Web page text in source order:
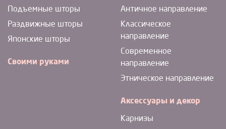
Подъемные шторы
Раздвижные шторы
Японские шторы
Своими руками
Античное направление
Классическое
направление
Современное
направление
Этническое направление
Аксессуары и декор
Карнизы